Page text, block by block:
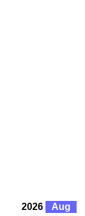
2026
Aug